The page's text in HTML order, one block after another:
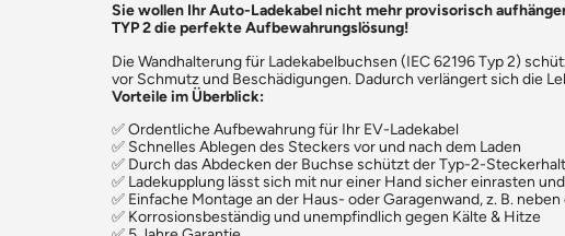
Sie wollen Ihr Auto-Ladekabel nicht mehr provisorisch
TYP 2 die perfekte Aufbewahrungslösung!
Die Wandhalterung für Ladekabelbuchsen (IEC 62196 Typ 2)
vor Schmutz und Beschädigungen. Dadurch verlängert sich die
Vorteile im Überblick:
✅ Ordentliche Aufbewahrung für Ihr EV-Ladekabel
✅ Schnelles Ablegen des Steckers vor und nach dem Laden
✅ Durch das Abdecken der Buchse schützt der Typ-2-
✅ Ladekupplung lässt sich mit nur einer Hand sicher einrasten
✅ Einfache Montage an der Haus- oder Garagenwand, z. B.
✅ Korrosionsbeständig und unempfindlich gegen Kälte & Hitze